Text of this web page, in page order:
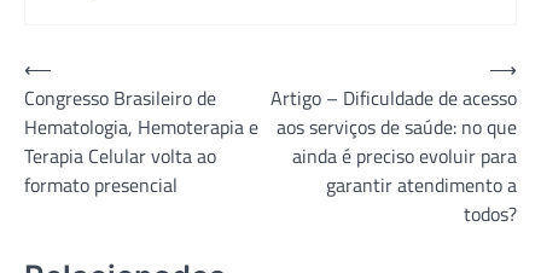
Navegação
de
Post
⟵
Congresso Brasileiro de
Hematologia, Hemoterapia e
Terapia Celular volta ao
formato presencial
Artigo – Dificuldade de acesso
aos serviços de saúde: no que
ainda é preciso evoluir para
garantir atendimento a
todos?
⟶